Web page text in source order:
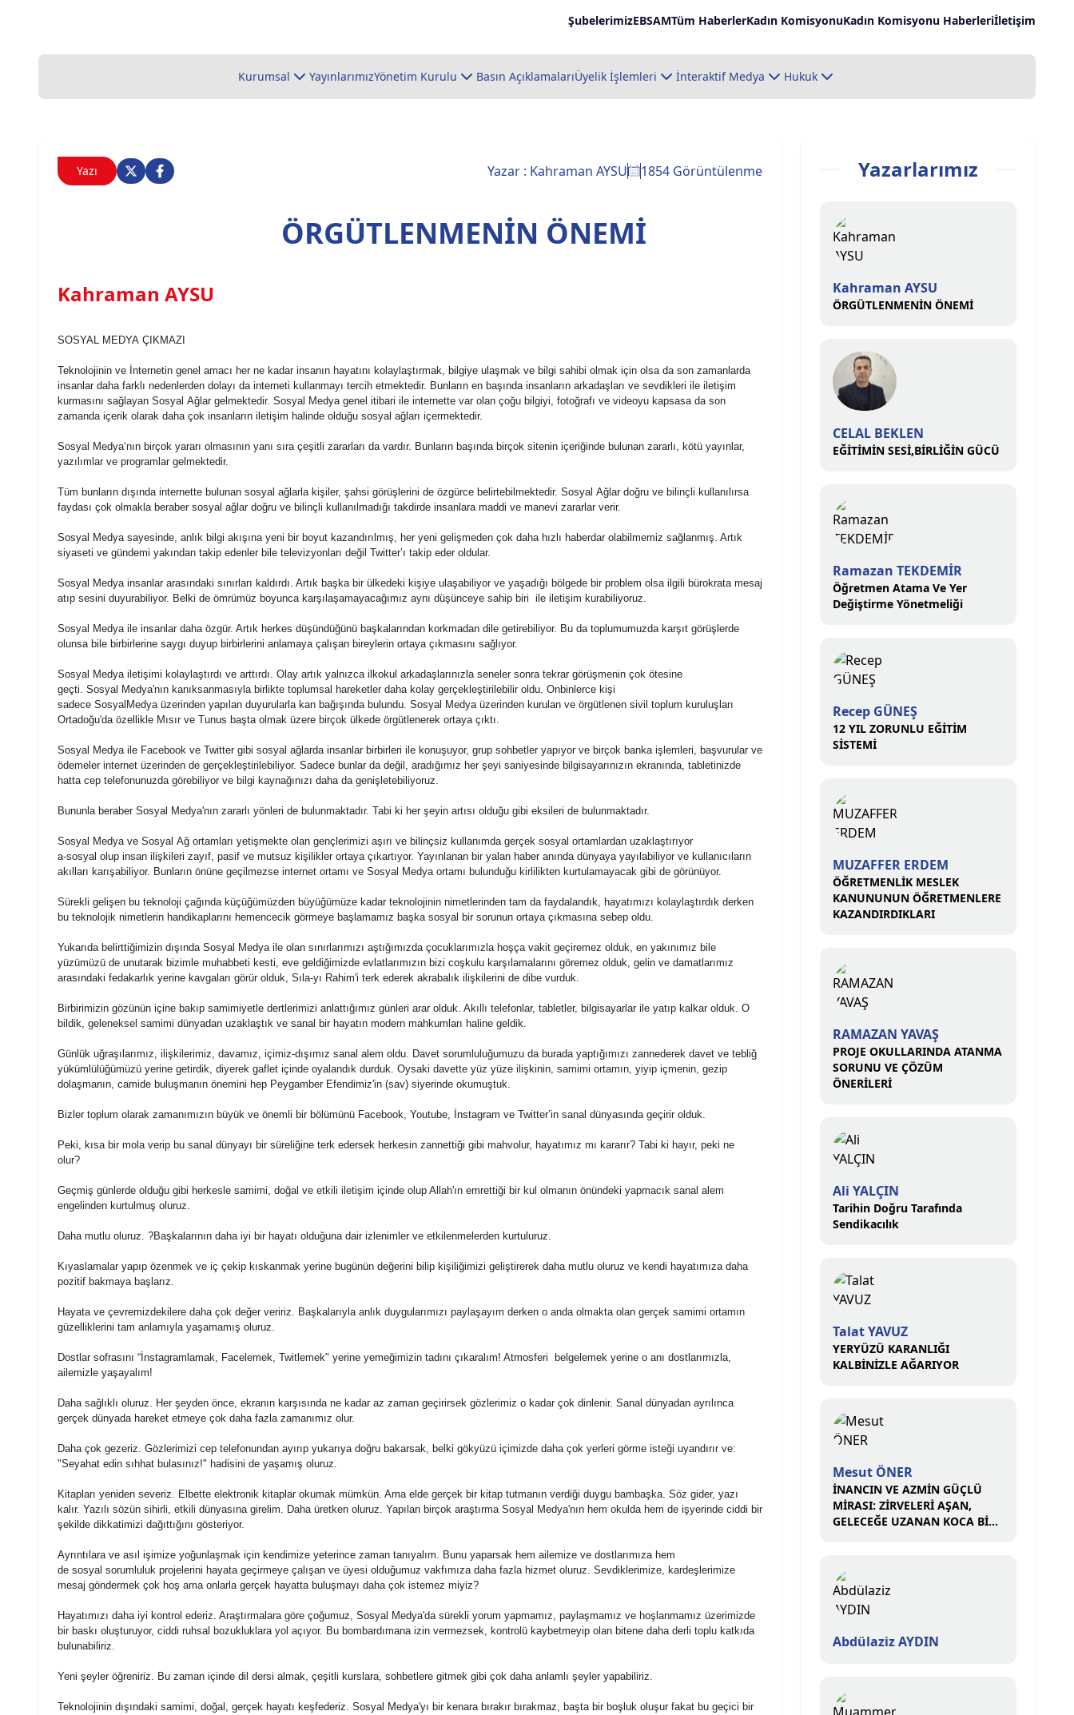
ŞubelerimizEBSAMTüm HaberlerKadın KomisyonuKadın Komisyonu Haberleriİletişim
Kurumsal YayınlarımızYönetim Kurulu Basın AçıklamalarıÜyelik İşlemleri İnteraktif Medya Hukuk
Yazı Yazar : Kahraman AYSU 1854 Görüntülenme
ÖRGÜTLENMENİN ÖNEMİ
Kahraman AYSU
SOSYAL MEDYA ÇIKMAZI
Teknolojinin ve İnternetin genel amacı her ne kadar insanın hayatını kolaylaştırmak, bilgiye ulaşmak ve bilgi sahibi olmak için olsa da son zamanlarda
insanlar daha farklı nedenlerden dolayı da interneti kullanmayı tercih etmektedir. Bunların en başında insanların arkadaşları ve sevdikleri ile iletişim
kurmasını sağlayan Sosyal Ağlar gelmektedir. Sosyal Medya genel itibari ile internette var olan çoğu bilgiyi, fotoğrafı ve videoyu kapsasa da son
zamanda içerik olarak daha çok insanların iletişim halinde olduğu sosyal ağları içermektedir.
Sosyal Medya‘nın birçok yararı olmasının yanı sıra çeşitli zararları da vardır. Bunların başında birçok sitenin içeriğinde bulunan zararlı, kötü yayınlar,
yazılımlar ve programlar gelmektedir.
Tüm bunların dışında internette bulunan sosyal ağlarla kişiler, şahsi görüşlerini de özgürce belirtebilmektedir. Sosyal Ağlar doğru ve bilinçli kullanılırsa
faydası çok olmakla beraber sosyal ağlar doğru ve bilinçli kullanılmadığı takdirde insanlara maddi ve manevi zararlar verir.
Sosyal Medyasayesinde, anlık bilgi akışına yeni bir boyut kazandırılmış, her yeni gelişmeden çok daha hızlı haberdar olabilmemiz sağlanmış. Artık
siyaseti ve gündemi yakından takip edenler bile televizyonları değil Twitter’ı takip eder oldular.
Sosyal Medyainsanlar arasındaki sınırları kaldırdı. Artık başka bir ülkedeki kişiye ulaşabiliyor ve yaşadığı bölgede bir problem olsa ilgili bürokrata mesaj
atıp sesini duyurabiliyor. Belki de ömrümüz boyunca karşılaşamayacağımız aynı düşünceye sahip biri ile iletişim kurabiliyoruz.
Sosyal Medyaile insanlar daha özgür. Artık herkes düşündüğünü başkalarından korkmadan dile getirebiliyor. Bu da toplumumuzda karşıt görüşlerde
olunsa bile birbirlerine saygı duyup birbirlerini anlamaya çalışan bireylerin ortaya çıkmasını sağlıyor.
Sosyal Medyailetişimi kolaylaştırdı ve arttırdı. Olay artık yalnızca ilkokul arkadaşlarınızla seneler sonra tekrar görüşmenin çok ötesine
geçti. Sosyal Medya'nın kanıksanmasıyla birlikte toplumsal hareketler daha kolay gerçekleştirilebilir oldu. Onbinlerce kişi
sadece Sosyal Medyaüzerinden yapılan duyurularla kan bağışında bulundu. Sosyal Medyaüzerinden kurulan ve örgütlenen sivil toplum kuruluşları
Ortadoğu'da özellikle Mısır ve Tunus başta olmak üzere birçok ülkede örgütlenerek ortaya çıktı.
Sosyal Medyaile Facebook ve Twitter gibi sosyal ağlarda insanlar birbirleri ile konuşuyor, grup sohbetler yapıyor ve birçok banka işlemleri, başvurular ve
ödemeler internet üzerinden de gerçekleştirilebiliyor. Sadece bunlar da değil, aradığımız her şeyi saniyesinde bilgisayarınızın ekranında, tabletinizde
hatta cep telefonunuzda görebiliyor ve bilgi kaynağınızı daha da genişletebiliyoruz.
Bununla beraber Sosyal Medya'nın zararlı yönleri de bulunmaktadır. Tabi ki her şeyin artısı olduğu gibi eksileri de bulunmaktadır.
Sosyal Medyave Sosyal Ağ ortamları yetişmekte olan gençlerimizi aşırı ve bilinçsiz kullanımda gerçek sosyal ortamlardan uzaklaştırıyor
a-sosyal olup insan ilişkileri zayıf, pasif ve mutsuz kişilikler ortaya çıkartıyor. Yayınlanan bir yalan haber anında dünyaya yayılabiliyor ve kullanıcıların
akılları karışabiliyor. Bunların önüne geçilmezse internet ortamı ve Sosyal Medyaortamı bulunduğu kirlilikten kurtulamayacak gibi de görünüyor.
Sürekli gelişen bu teknoloji çağında küçüğümüzden büyüğümüze kadar teknolojinin nimetlerinden tam da faydalandık, hayatımızı kolaylaştırdık derken
bu teknolojik nimetlerin handikaplarını hemencecik görmeye başlamamız başka sosyal bir sorunun ortaya çıkmasına sebep oldu.
Yukarıda belirttiğimizin dışında Sosyal Medyaile olan sınırlarımızı aştığımızda çocuklarımızla hoşça vakit geçiremez olduk, en yakınımız bile
yüzümüzü de unutarak bizimle muhabbeti kesti, eve geldiğimizde evlatlarımızın bizi coşkulu karşılamalarını göremez olduk, gelin ve damatlarımız
arasındaki fedakarlık yerine kavgaları görür olduk, Sıla-yı Rahim'i terk ederek akrabalık ilişkilerini de dibe vurduk.
Birbirimizin gözünün içine bakıp samimiyetle dertlerimizi anlattığımız günleri arar olduk. Akıllı telefonlar, tabletler, bilgisayarlar ile yatıp kalkar olduk. O
bildik, geleneksel samimi dünyadan uzaklaştık ve sanal bir hayatın modern mahkumları haline geldik.
Günlük uğraşılarımız, ilişkilerimiz, davamız, içimiz-dışımız sanal alem oldu. Davet sorumluluğumuzu da burada yaptığımızı zannederek davet ve tebliğ
yükümlülüğümüzü yerine getirdik, diyerek gaflet içinde oyalandık durduk. Oysaki davette yüz yüze ilişkinin, samimi ortamın, yiyip içmenin, gezip
dolaşmanın, camide buluşmanın önemini hep Peygamber Efendimiz'in (sav) siyerinde okumuştuk.
Bizler toplum olarak zamanımızın büyük ve önemli bir bölümünü Facebook, Youtube, İnstagram ve Twitter’in sanal dünyasında geçirir olduk.
Peki, kısa bir mola verip bu sanal dünyayı bir süreliğine terk edersek herkesin zannettiği gibi mahvolur, hayatımız mı kararır? Tabi ki hayır, peki ne
olur?
Geçmiş günlerde olduğu gibi herkesle samimi, doğal ve etkili iletişim içinde olup Allah'ın emrettiği bir kul olmanın önündeki yapmacık sanal alem
engelinden kurtulmuş oluruz.
Daha mutlu oluruz. ?Başkalarının daha iyi bir hayatı olduğuna dair izlenimler ve etkilenmelerden kurtuluruz.
Kıyaslamalar yapıp özenmek ve iç çekip kıskanmak yerine bugünün değerini bilip kişiliğimizi geliştirerek daha mutlu oluruz ve kendi hayatımıza daha
pozitif bakmaya başlarız.
Hayata ve çevremizdekilere daha çok değer veririz. Başkalarıyla anlık duygularımızı paylaşayım derken o anda olmakta olan gerçek samimi ortamın
güzelliklerini tam anlamıyla yaşamamış oluruz.
Dostlar sofrasını “İnstagramlamak, Facelemek, Twitlemek" yerine yemeğimizin tadını çıkaralım! Atmosferi belgelemek yerine o anı dostlarımızla,
ailemizle yaşayalım!
Daha sağlıklı oluruz. Her şeyden önce, ekranın karşısında ne kadar az zaman geçirirsek gözlerimiz o kadar çok dinlenir. Sanal dünyadan ayrılınca
gerçek dünyada hareket etmeye çok daha fazla zamanımız olur.
Daha çok gezeriz. Gözlerimizi cep telefonundan ayırıp yukarıya doğru bakarsak, belki gökyüzü içimizde daha çok yerleri görme isteği uyandırır ve:
"Seyahat edin sıhhat bulasınız!" hadisini de yaşamış oluruz.
Kitapları yeniden severiz. Elbette elektronik kitaplar okumak mümkün. Ama elde gerçek bir kitap tutmanın verdiği duygu bambaşka. Söz gider, yazı
kalır. Yazılı sözün sihirli, etkili dünyasına girelim. Daha üretken oluruz. Yapılan birçok araştırma Sosyal Medya'nın hem okulda hem de işyerinde ciddi bir
şekilde dikkatimizi dağıttığını gösteriyor.
Ayrıntılara ve asıl işimize yoğunlaşmak için kendimize yeterince zaman tanıyalım. Bunu yaparsak hem ailemize ve dostlarımıza hem
de sosyal sorumluluk projelerini hayata geçirmeye çalışan ve üyesi olduğumuz vakfımıza daha fazla hizmet oluruz. Sevdiklerimize, kardeşlerimize
mesaj göndermek çok hoş ama onlarla gerçek hayatta buluşmayı daha çok istemez miyiz?
Hayatımızı daha iyi kontrol ederiz. Araştırmalara göre çoğumuz, Sosyal Medya'da sürekli yorum yapmamız, paylaşmamız ve hoşlanmamız üzerimizde
bir baskı oluşturuyor, ciddi ruhsal bozukluklara yol açıyor. Bu bombardımana izin vermezsek, kontrolü kaybetmeyip olan bitene daha derli toplu katkıda
bulunabiliriz.
Yeni şeyler öğreniriz. Bu zaman içinde dil dersi almak, çeşitli kurslara, sohbetlere gitmek gibi çok daha anlamlı şeyler yapabiliriz.
Teknolojinin dışındaki samimi, doğal, gerçek hayatı keşfederiz. Sosyal Medya'yı bir kenara bırakır bırakmaz, başta bir boşluk oluşur fakat bu geçici bir
Yazarlarımız
Kahraman AYSU
ÖRGÜTLENMENİN ÖNEMİ
CELAL BEKLEN
EĞİTİMİN SESİ,BİRLİĞİN GÜCÜ
Ramazan TEKDEMİR
Öğretmen Atama Ve Yer
Değiştirme Yönetmeliği
Recep GÜNEŞ
12 YIL ZORUNLU EĞİTİM
SİSTEMİ
MUZAFFER ERDEM
ÖĞRETMENLİK MESLEK
KANUNUNUN ÖĞRETMENLERE
KAZANDIRDIKLARI
RAMAZAN YAVAŞ
PROJE OKULLARINDA ATANMA
SORUNU VE ÇÖZÜM
ÖNERİLERİ
Ali YALÇIN
Tarihin Doğru Tarafında
Sendikacılık
Talat YAVUZ
YERYÜZÜ KARANLIĞI
KALBİNİZLE AĞARIYOR
Mesut ÖNER
İNANCIN VE AZMİN GÜÇLÜ
MİRASI: ZİRVELERİ AŞAN,
GELECEĞE UZANAN KOCA BİR
Abdülaziz AYDIN